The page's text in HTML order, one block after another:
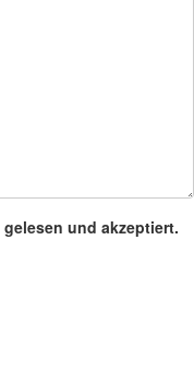
gelesen und akzeptiert.